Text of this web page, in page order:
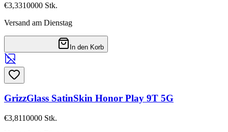
€3,3310000 Stk.
Versand am Dienstag
In den Korb
GrizzGlass SatinSkin Honor Play 9T 5G
€3,8110000 Stk.